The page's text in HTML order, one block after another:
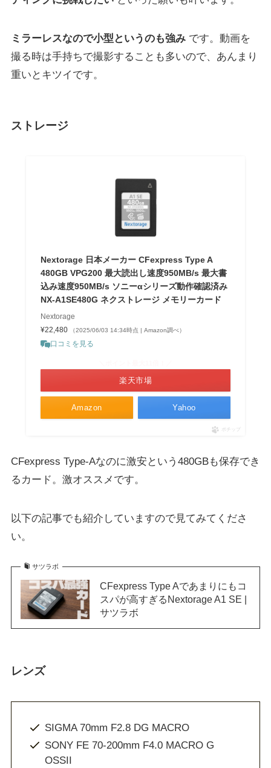
ミラーレスなので小型というのも強み です。動画を
撮る時は手持ちで撮影することも多いので、あんまり
重いとキツイです。
ストレージ
Nextorage 日本メーカー CFexpress Type A
480GB VPG200 最大読出し速度950MB/s 最大書
込み速度950MB/s ソニーαシリーズ動作確認済み
NX-A1SE480G ネクストレージ メモリーカード
Nextorage
¥22,480
（2025/06/03 14:34時点 | Amazon調べ）
口コミを見る
Amazon
楽天市場
Yahoo
ポチップ
CFexpress Type-Aなのに激安という480GBも保存でき
るカード。激オススメです。
以下の記事でも紹介していますので見てみてくださ
い。
サツラボ
CFexpress Type Aであまりにもコ
スパが高すぎるNextorage A1 SE |
サツラボ
レンズ
SIGMA 70mm F2.8 DG MACRO
SONY FE 70-200mm F4.0 MACRO G
OSSII